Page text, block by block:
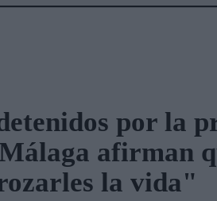
Linares Andalucía Internacional
por la
afirman
la vida"